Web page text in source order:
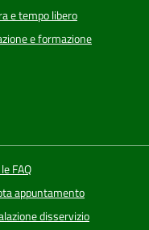
e tempo libero
e formazione
FAQ
appuntamento
disservizio